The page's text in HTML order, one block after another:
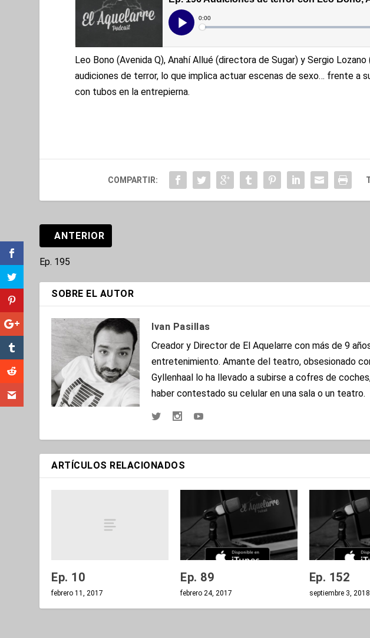
Leo Bono (Avenida Q), Anahí Allué (directora de Sugar) y Sergio
audiciones de terror, lo que implica actuar escenas de sexo… frente a
con tubos en la entrepierna.
COMPARTIR:
ANTERIOR
Ep. 195
SOBRE EL AUTOR
Ivan Pasillas
Creador y Director de El Aquelarre con más de 9
entretenimiento. Amante del teatro, obsesionado
Gyllenhaal lo ha llevado a subirse a cofres de
haber contestado su celular en una sala o un teatro.
ARTÍCULOS RELACIONADOS
Ep. 10
febrero 11, 2017
Ep. 89
febrero 24, 2017
Ep. 152
septiembre 3, 2018